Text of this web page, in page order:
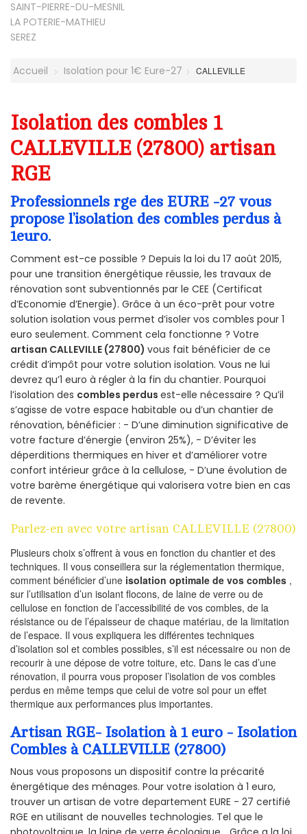
SAINT-PIERRE-DU-MESNIL
LA POTERIE-MATHIEU
SEREZ
Accueil Isolation pour 1€ Eure-27 CALLEVILLE
Isolation des combles 1
CALLEVILLE (27800) artisan
RGE
Professionnels rge des EURE -27 vous
propose l’isolation des combles perdus à
1euro.
Comment est-ce possible ? Depuis la loi du 17 août 2015,
pour une transition énergétique réussie, les travaux de
rénovation sont subventionnés par le CEE (Certificat
d’Economie d’Energie). Grâce à un éco-prêt pour votre
solution isolation vous permet d’isoler vos combles pour 1
euro seulement. Comment cela fonctionne ? Votre
artisan CALLEVILLE (27800) vous fait bénéficier de ce
crédit d’impôt pour votre solution isolation. Vous ne lui
devrez qu’1 euro à régler à la fin du chantier. Pourquoi
l’isolation des combles perdus est-elle nécessaire ? Qu’il
s’agisse de votre espace habitable ou d’un chantier de
rénovation, bénéficier : - D’une diminution significative de
votre facture d’énergie (environ 25%), - D’éviter les
déperditions thermiques en hiver et d’améliorer votre
confort intérieur grâce à la cellulose, - D’une évolution de
votre barème énergétique qui valorisera votre bien en cas
de revente.
Parlez-en avec votre artisan CALLEVILLE (27800)
Plusieurs choix s’offrent à vous en fonction du chantier et des
techniques. Il vous conseillera sur la réglementation thermique,
comment bénéficier d’une isolation optimale de vos combles ,
sur l’utilisation d’un isolant flocons, de laine de verre ou de
cellulose en fonction de l’accessibilité de vos combles, de la
résistance ou de l’épaisseur de chaque matériau, de la limitation
de l’espace. Il vous expliquera les différentes techniques
d’isolation sol et combles possibles, s’il est nécessaire ou non de
recourir à une dépose de votre toiture, etc. Dans le cas d’une
rénovation, il pourra vous proposer l’isolation de vos combles
perdus en même temps que celui de votre sol pour un effet
thermique aux performances plus importantes.
Artisan RGE- Isolation à 1 euro - Isolation
Combles à CALLEVILLE (27800)
Nous vous proposons un dispositif contre la précarité
énergétique des ménages. Pour votre isolation à 1 euro,
trouver un artisan de votre departement EURE - 27 certifié
RGE en utilisant de nouvelles technologies. Tel que le